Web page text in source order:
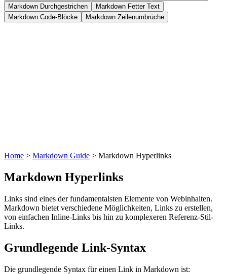
Markdown Durchgestrichen
Markdown Fetter Text
Markdown Code-Blöcke
Markdown Zeilenumbrüche
Home > Markdown Guide > Markdown Hyperlinks
Markdown Hyperlinks
Links sind eines der fundamentalsten Elemente von Webinhalten.
Markdown bietet verschiedene Möglichkeiten, Links zu erstellen,
von einfachen Inline-Links bis hin zu komplexeren Referenz-Stil-
Links.
Grundlegende Link-Syntax
Die grundlegende Syntax für einen Link in Markdown ist: